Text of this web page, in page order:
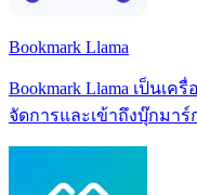
Bookmark Llama
Bookmark Llama เป็นเ
จัดการและเข้าถึงบุ๊กมาร์